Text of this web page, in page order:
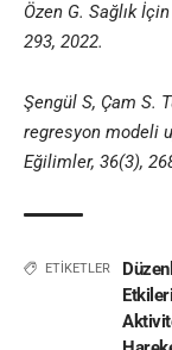
Özen G. Sağlık
293, 2022.
Şengül S, Çam S.
regresyon modeli
Eğilimler, 36(3),
ETİKETLER
Etkileri